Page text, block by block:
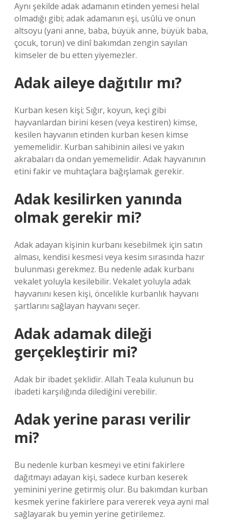
Aynı şekilde adak adamanın etinden yemesi helal
olmadığı gibi; adak adamanın eşi, usûlü ve onun
altsoyu (yani anne, baba, büyük anne, büyük baba,
çocuk, torun) ve dinî bakımdan zengin sayılan
kimseler de bu etten yiyemezler.
Adak aileye dağıtılır mı?
Kurban kesen kişi; Sığır, koyun, keçi gibi
hayvanlardan birini kesen (veya kestiren) kimse,
kesilen hayvanın etinden kurban kesen kimse
yememelidir. Kurban sahibinin ailesi ve yakın
akrabaları da ondan yememelidir. Adak hayvanının
etini fakir ve muhtaçlara bağışlamak gerekir.
Adak kesilirken yanında
olmak gerekir mi?
Adak adayan kişinin kurbanı kesebilmek için satın
alması, kendisi kesmesi veya kesim sırasında hazır
bulunması gerekmez. Bu nedenle adak kurbanı
vekalet yoluyla kesilebilir. Vekalet yoluyla adak
hayvanını kesen kişi, öncelikle kurbanlık hayvanı
şartlarını sağlayan hayvanı seçer.
Adak adamak dileği
gerçekleştirir mi?
Adak bir ibadet şeklidir. Allah Teala kulunun bu
ibadeti karşılığında dilediğini verebilir.
Adak yerine parası verilir
mi?
Bu nedenle kurban kesmeyi ve etini fakirlere
dağıtmayı adayan kişi, sadece kurban keserek
yeminini yerine getirmiş olur. Bu bakımdan kurban
kesmek yerine fakirlere para vererek veya ayni mal
sağlayarak bu yemin yerine getirilemez.